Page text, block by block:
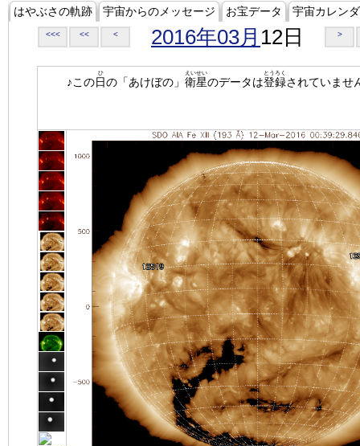
はやぶさの軌跡 宇宙からのメッセージ お宝データ 宇宙カレン
<<< << < 2016年03月 12日 >
♪この日
ひ
の「あけぼの」 衛星
えいせい
のデータは登録
とうろく
されていませ